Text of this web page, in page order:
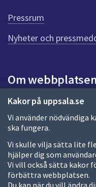
Kakor på uppsala.se
Vi använder nödvändiga
ska fungera.
Vi skulle vilja sätta lite
hjälper dig som
Vi vill också sätta kakor
förbättra webbplatsen.
Du kan när du vill ändra
e
n
n
a
d
a
Pressrum
Nyheter och
Om webbplatsen
Om webbplatsen
Allmänna handlingar
Behandling av
Kakor
Språk (other languages)